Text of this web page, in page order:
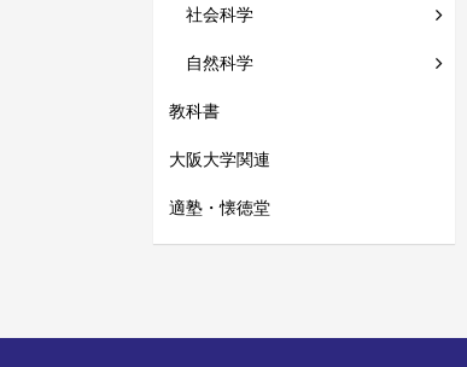
社会科学
自然科学
教科書
大阪大学関連
適塾・懐徳堂